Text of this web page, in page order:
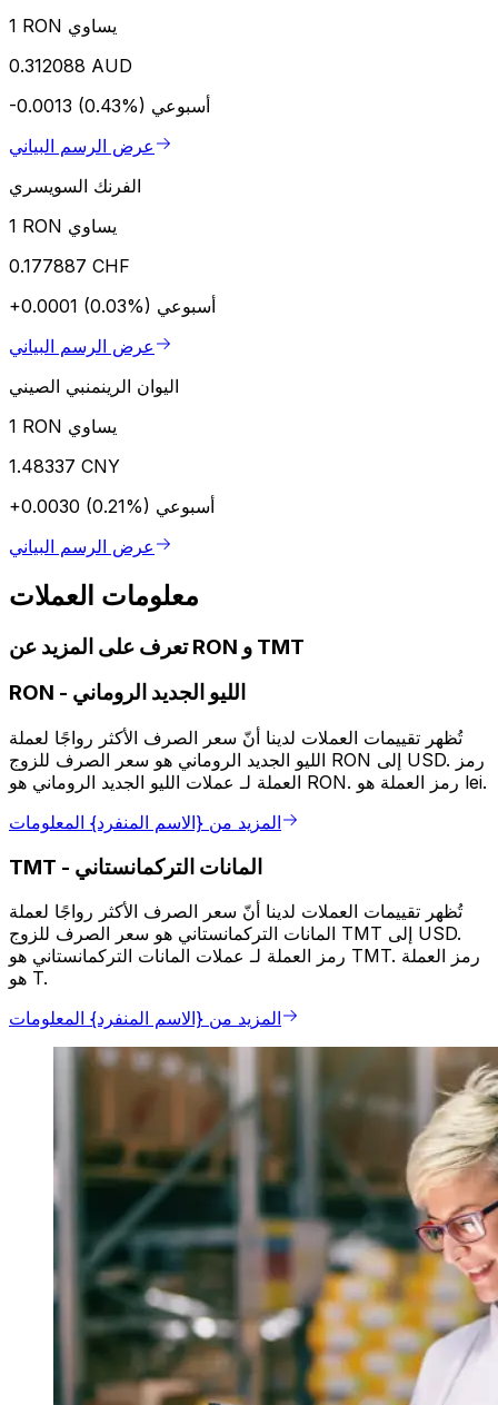
1 RON يساوي
0.312088 AUD
-0.0013 (0.43%) أسبوعي
عرض الرسم البياني
الفرنك السويسري
1 RON يساوي
0.177887 CHF
+0.0001 (0.03%) أسبوعي
عرض الرسم البياني
اليوان الرينمنبي الصيني
1 RON يساوي
1.48337 CNY
+0.0030 (0.21%) أسبوعي
عرض الرسم البياني
معلومات العملات
تعرف على المزيد عن RON و TMT
RON - الليو الجديد الروماني
تُظهر تقييمات العملات لدينا أنّ سعر الصرف الأكثر رواجًا لعملة
الليو الجديد الروماني هو سعر الصرف للزوج RON إلى USD. رمز
العملة لـ عملات الليو الجديد الروماني هو RON. رمز العملة هو lei.
المزيد من {الاسم المنفرد} المعلومات
TMT - المانات التركمانستاني
تُظهر تقييمات العملات لدينا أنّ سعر الصرف الأكثر رواجًا لعملة
المانات التركمانستاني هو سعر الصرف للزوج TMT إلى USD.
رمز العملة لـ عملات المانات التركمانستاني هو TMT. رمز العملة
هو T.
المزيد من {الاسم المنفرد} المعلومات